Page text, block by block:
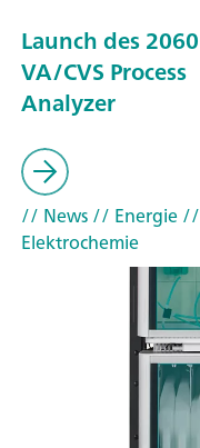
Launch des 2060
VA/CVS Process
Analyzer
// News// Energie//
Elektrochemie